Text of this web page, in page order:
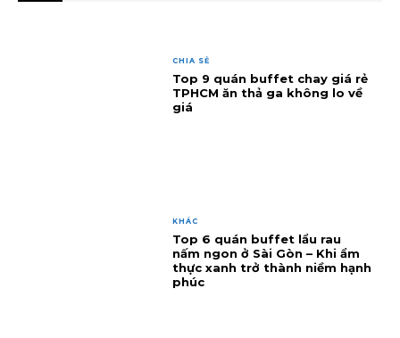
CHIA SẺ
Top 9 quán buffet chay giá rẻ
TPHCM ăn thả ga không lo về
giá
KHÁC
Top 6 quán buffet lẩu rau
nấm ngon ở Sài Gòn – Khi ẩm
thực xanh trở thành niềm hạnh
phúc